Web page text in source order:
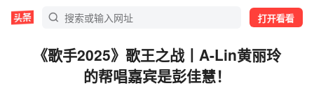
打开看看
《歌手2025》歌王之战丨A-Lin黄丽玲
的帮唱嘉宾是彭佳慧！